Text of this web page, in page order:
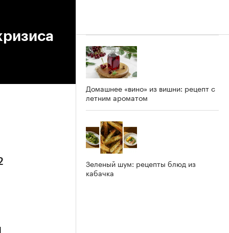
Домашнее «вино» из вишни: рецепт с
летним ароматом
Зеленый шум: рецепты блюд из
кабачка